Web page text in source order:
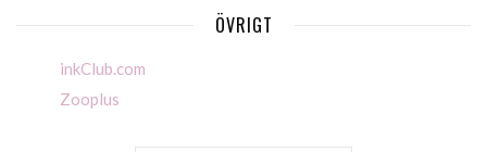
ÖVRIGT
inkClub.com
Zooplus